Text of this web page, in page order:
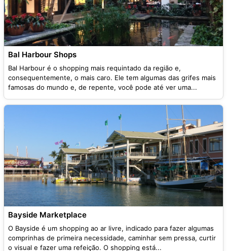
Bal Harbour Shops
Bal Harbour é o shopping mais requintado da região e,
consequentemente, o mais caro. Ele tem algumas das grifes mais
famosas do mundo e, de repente, você pode até ver uma...
Bayside Marketplace
O Bayside é um shopping ao ar livre, indicado para fazer algumas
comprinhas de primeira necessidade, caminhar sem pressa, curtir
o visual e fazer uma refeição. O shopping está...